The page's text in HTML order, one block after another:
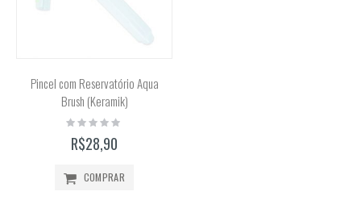
Pincel com Reservatório Aqua
Brush (Keramik)
Rating:
R$28,90
COMPRAR